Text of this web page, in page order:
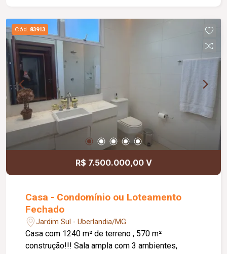
Cód. 83913
R$ 7.500.000,00 V
Casa - Condomínio ou Loteamento
Fechado
Jardim Sul - Uberlandia/MG
Casa com 1240 m² de terreno , 570 m²
construção!!! Sala ampla com 3 ambientes,